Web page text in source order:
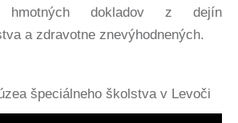
hmotných dokladov z dejín
a zdravotne znevýhodnených.
špeciálneho školstva v Levoči